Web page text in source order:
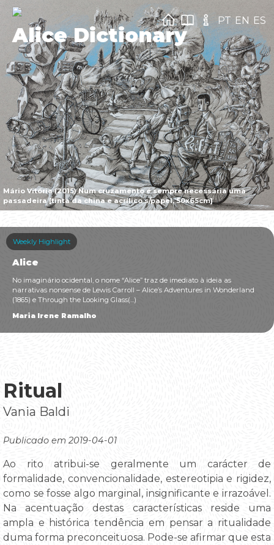
Mário Vitória (2015) Num cruzamento é sempre necessária uma
passadeira [tinta da china e acrílico s/papel, 50x65cm]
Alice Dictionary
PT EN ES
Weekly Highlight
Alice
No imaginário ocidental, o nome “Alice” traz de imediato à ideia as
narrativas nonsense de Lewis Carroll – Alice’s Adventures in Wonderland
(1865) e Through the Looking Glass(...)
Maria Irene Ramalho
Ritual
Vania Baldi
Publicado em 2019-04-01
Ao rito atribui-se geralmente um carácter de
formalidade, convencionalidade, estereotipia e rigidez,
como se fosse algo marginal, insignificante e irrazoável.
Na acentuação destas características reside uma
ampla e histórica tendência em pensar a ritualidade
duma forma preconceituosa. Pode-se afirmar que esta